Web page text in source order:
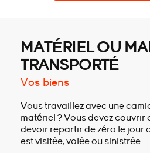
MATÉRIEL OU
TRANSPORTÉ
Vos biens
Vous travaillez avec une
matériel ? Vous devez couvrir
devoir repartir de zéro le jour
est visitée, volée ou sinistrée.